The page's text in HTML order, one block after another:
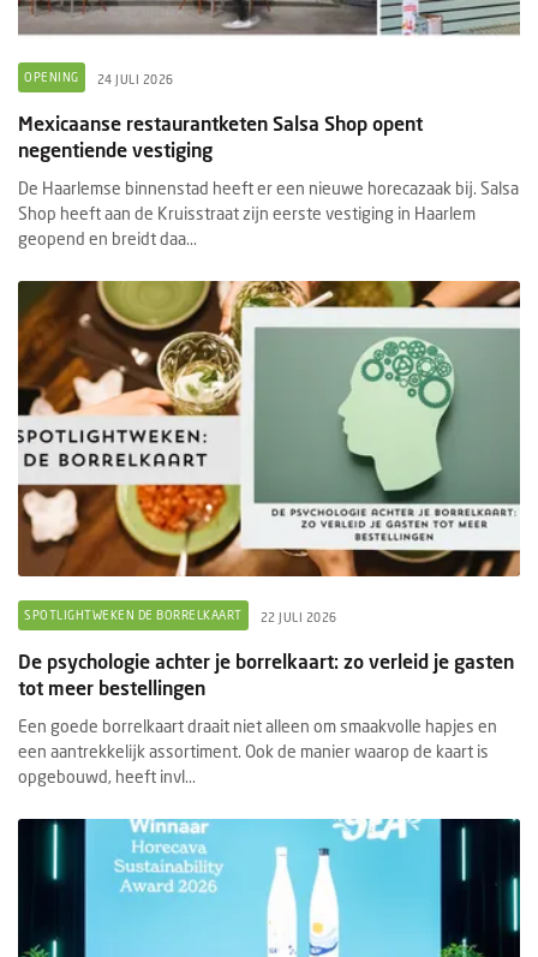
OPENING 24 JULI 2026
Mexicaanse restaurantketen Salsa Shop opent
negentiende vestiging
De Haarlemse binnenstad heeft er een nieuwe horecazaak bij. Salsa
Shop heeft aan de Kruisstraat zijn eerste vestiging in Haarlem
geopend en breidt daa...
SPOTLIGHTWEKEN DE BORRELKAART 22 JULI 2026
De psychologie achter je borrelkaart: zo verleid je gasten
tot meer bestellingen
Een goede borrelkaart draait niet alleen om smaakvolle hapjes en
een aantrekkelijk assortiment. Ook de manier waarop de kaart is
opgebouwd, heeft invl...